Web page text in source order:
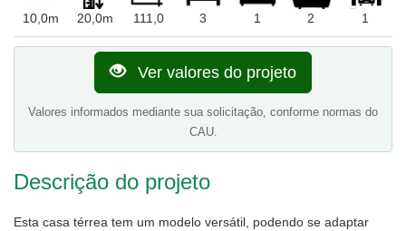
10,0m 20,0m 111,0 3 1 2 1
Ver valores do projeto
Valores informados mediante sua solicitação, conforme normas do
CAU.
Descrição do projeto
Esta casa térrea tem um modelo versátil, podendo se adaptar